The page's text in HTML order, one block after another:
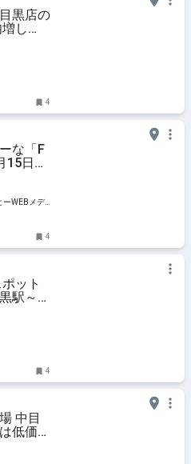
黒店の
し
4
な「F
15日オ
ーWEBメデ
4
ット
駅～目
4
中目
低価格